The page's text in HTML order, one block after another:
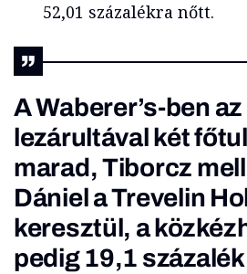
52,01 százalékra nőtt.
A Waberer’s-ben
lezárultával két
marad, Tiborcz
Dániel a Trevelin
keresztül, a
pedig 19,1